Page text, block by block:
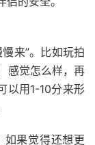
来”。比如玩拍
感觉怎么样，再
以用1-10分来形
如果觉得还想更